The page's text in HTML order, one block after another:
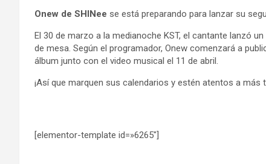
Onew de SHINee se está preparando para lanzar su
El 30 de marzo a la medianoche KST, el cantante lanzó
de mesa. Según el programador, Onew comenzará a
álbum junto con el video musical el 11 de abril.
¡Así que marquen sus calendarios y estén atentos a más
[elementor-template id=»6265″]